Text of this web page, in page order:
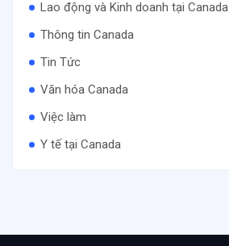
Lao động và Kinh doanh tại Canada
Thông tin Canada
Tin Tức
Văn hóa Canada
Việc làm
Y tế tại Canada